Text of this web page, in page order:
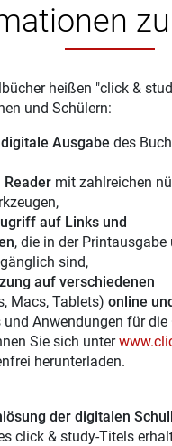
heißen "click &
und Schülern:
Ausgabe des
Readermit zahlreichen
auf Links und
, die in der Printausgabe
sind,
auf verschiedenen
Macs, Tablets) online
und Anwendungen für die
Sie sich unter
herunterladen.
der digitalen
click & study-Titels